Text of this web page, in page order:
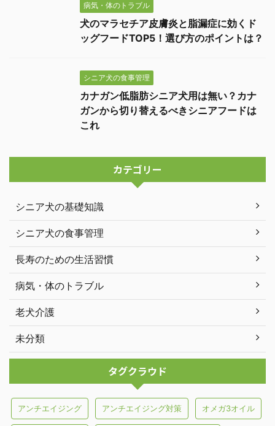
病気・体のトラブル
犬のマラセチア皮膚炎と脂漏症に効くド
ッグフードTOP5！選び方のポイントは？
シニア犬の食事管理
カナガン低脂肪シニア犬用は無い？カナ
ガンから切り替えるべきシニアフードは
これ
カテゴリー
シニア犬の基礎知識
シニア犬の食事管理
長寿のための生活習慣
病気・体のトラブル
老犬介護
未分類
タグクラウド
アンチエイジング アンチエイジング対策 オメガ3オイル